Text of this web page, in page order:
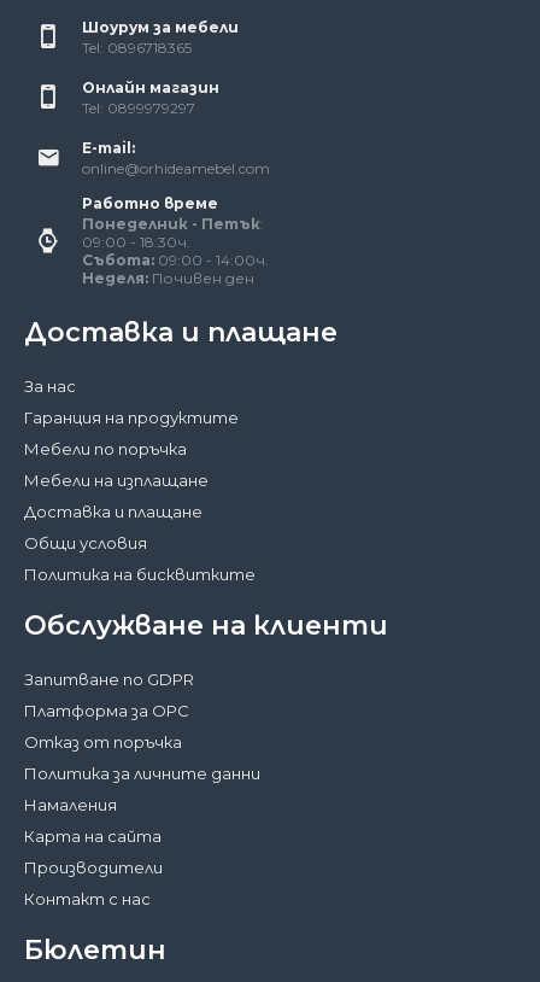
Шоурум за мебели
Tel: 0896718365
Онлайн магазин
Tel: 0899979297
E-mail:
online@orhideamebel.com
Работно време
Понеделник - Петък:
09:00 - 18:30ч.
Събота: 09:00 - 14:00ч.
Неделя: Почивен ден
Доставка и плащане
За нас
Гаранция на продуктите
Мебели по поръчка
Мебели на изплащане
Доставка и плащане
Общи условия
Политика на бисквитките
Обслужване на клиенти
Запитване по GDPR
Платформа за ОРС
Отказ от поръчка
Политика за личните данни
Намаления
Карта на сайта
Производители
Контакт с нас
Бюлетин